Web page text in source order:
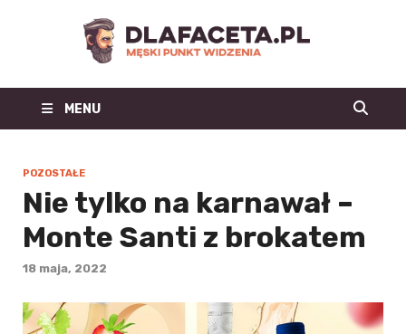
|
MENU
POZOSTAŁE
Nie tylko na karnawał –
Monte Santi z brokatem
18 maja, 2022